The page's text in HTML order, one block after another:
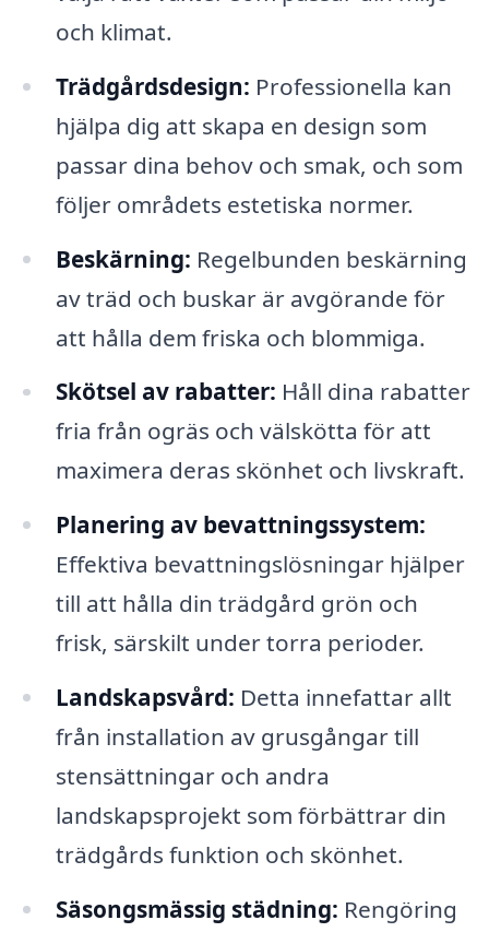
och klimat.
Trädgårdsdesign: Professionella kan
hjälpa dig att skapa en design som
passar dina behov och smak, och som
följer områdets estetiska normer.
Beskärning: Regelbunden beskärning
av träd och buskar är avgörande för
att hålla dem friska och blommiga.
Skötsel av rabatter: Håll dina rabatter
fria från ogräs och välskötta för att
maximera deras skönhet och livskraft.
Planering av bevattningssystem:
Effektiva bevattningslösningar hjälper
till att hålla din trädgård grön och
frisk, särskilt under torra perioder.
Landskapsvård: Detta innefattar allt
från installation av grusgångar till
stensättningar och andra
landskapsprojekt som förbättrar din
trädgårds funktion och skönhet.
Säsongsmässig städning: Rengöring